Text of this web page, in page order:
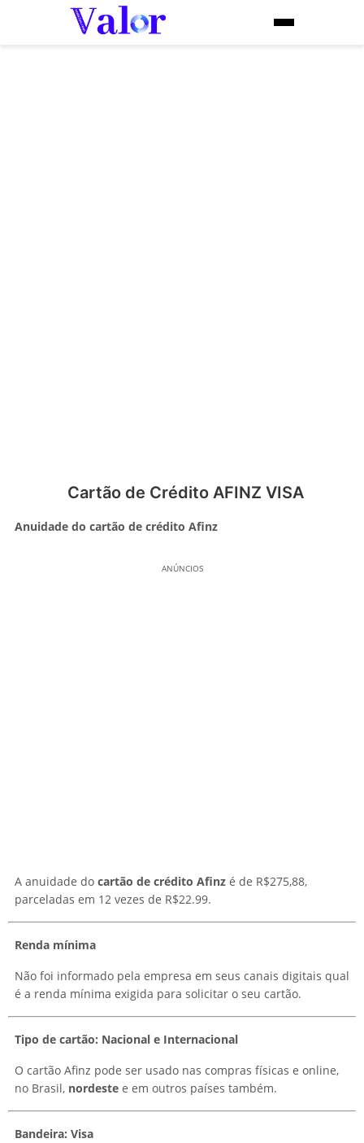
Cartão de Crédito AFINZ VISA
Anuidade do cartão de crédito Afinz
ANÚNCIOS
A anuidade do cartão de crédito Afinz é de R$275,88,
parceladas em 12 vezes de R$22.99.
Renda mínima
Não foi informado pela empresa em seus canais digitais qual
é a renda mínima exigida para solicitar o seu cartão.
Tipo de cartão: Nacional e Internacional
O cartão Afinz pode ser usado nas compras físicas e online,
no Brasil, nordeste e em outros países também.
Bandeira: Visa